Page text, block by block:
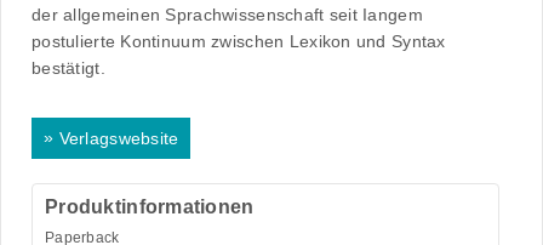
der allgemeinen Sprachwissenschaft seit Iangem
postulierte Kontinuum zwischen Lexikon und Syntax
bestätigt.
» Verlagswebsite
Produktinformationen
Paperback